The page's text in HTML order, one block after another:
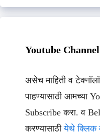
Youtube Channel
असेच माहिती व
पाहण्यासाठी आमच्या
Subscribe करा. व
करण्यासाठीयेथे क्लिक